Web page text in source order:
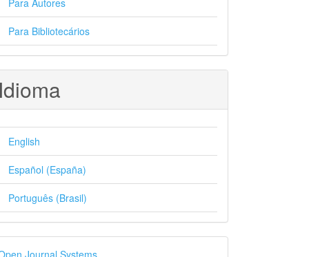
Para Autores
Para Bibliotecários
English
Español (España)
Português (Brasil)
Journal Systems